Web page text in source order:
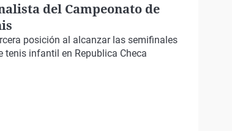
del Campeonato de
posición al alcanzar las semifinales
tenis infantil en Republica Checa